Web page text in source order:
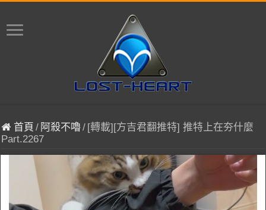
首頁 / 阿殺不嚕/ [轉載][方吉君翻推特] 推特上在夯什麼
Part.2267